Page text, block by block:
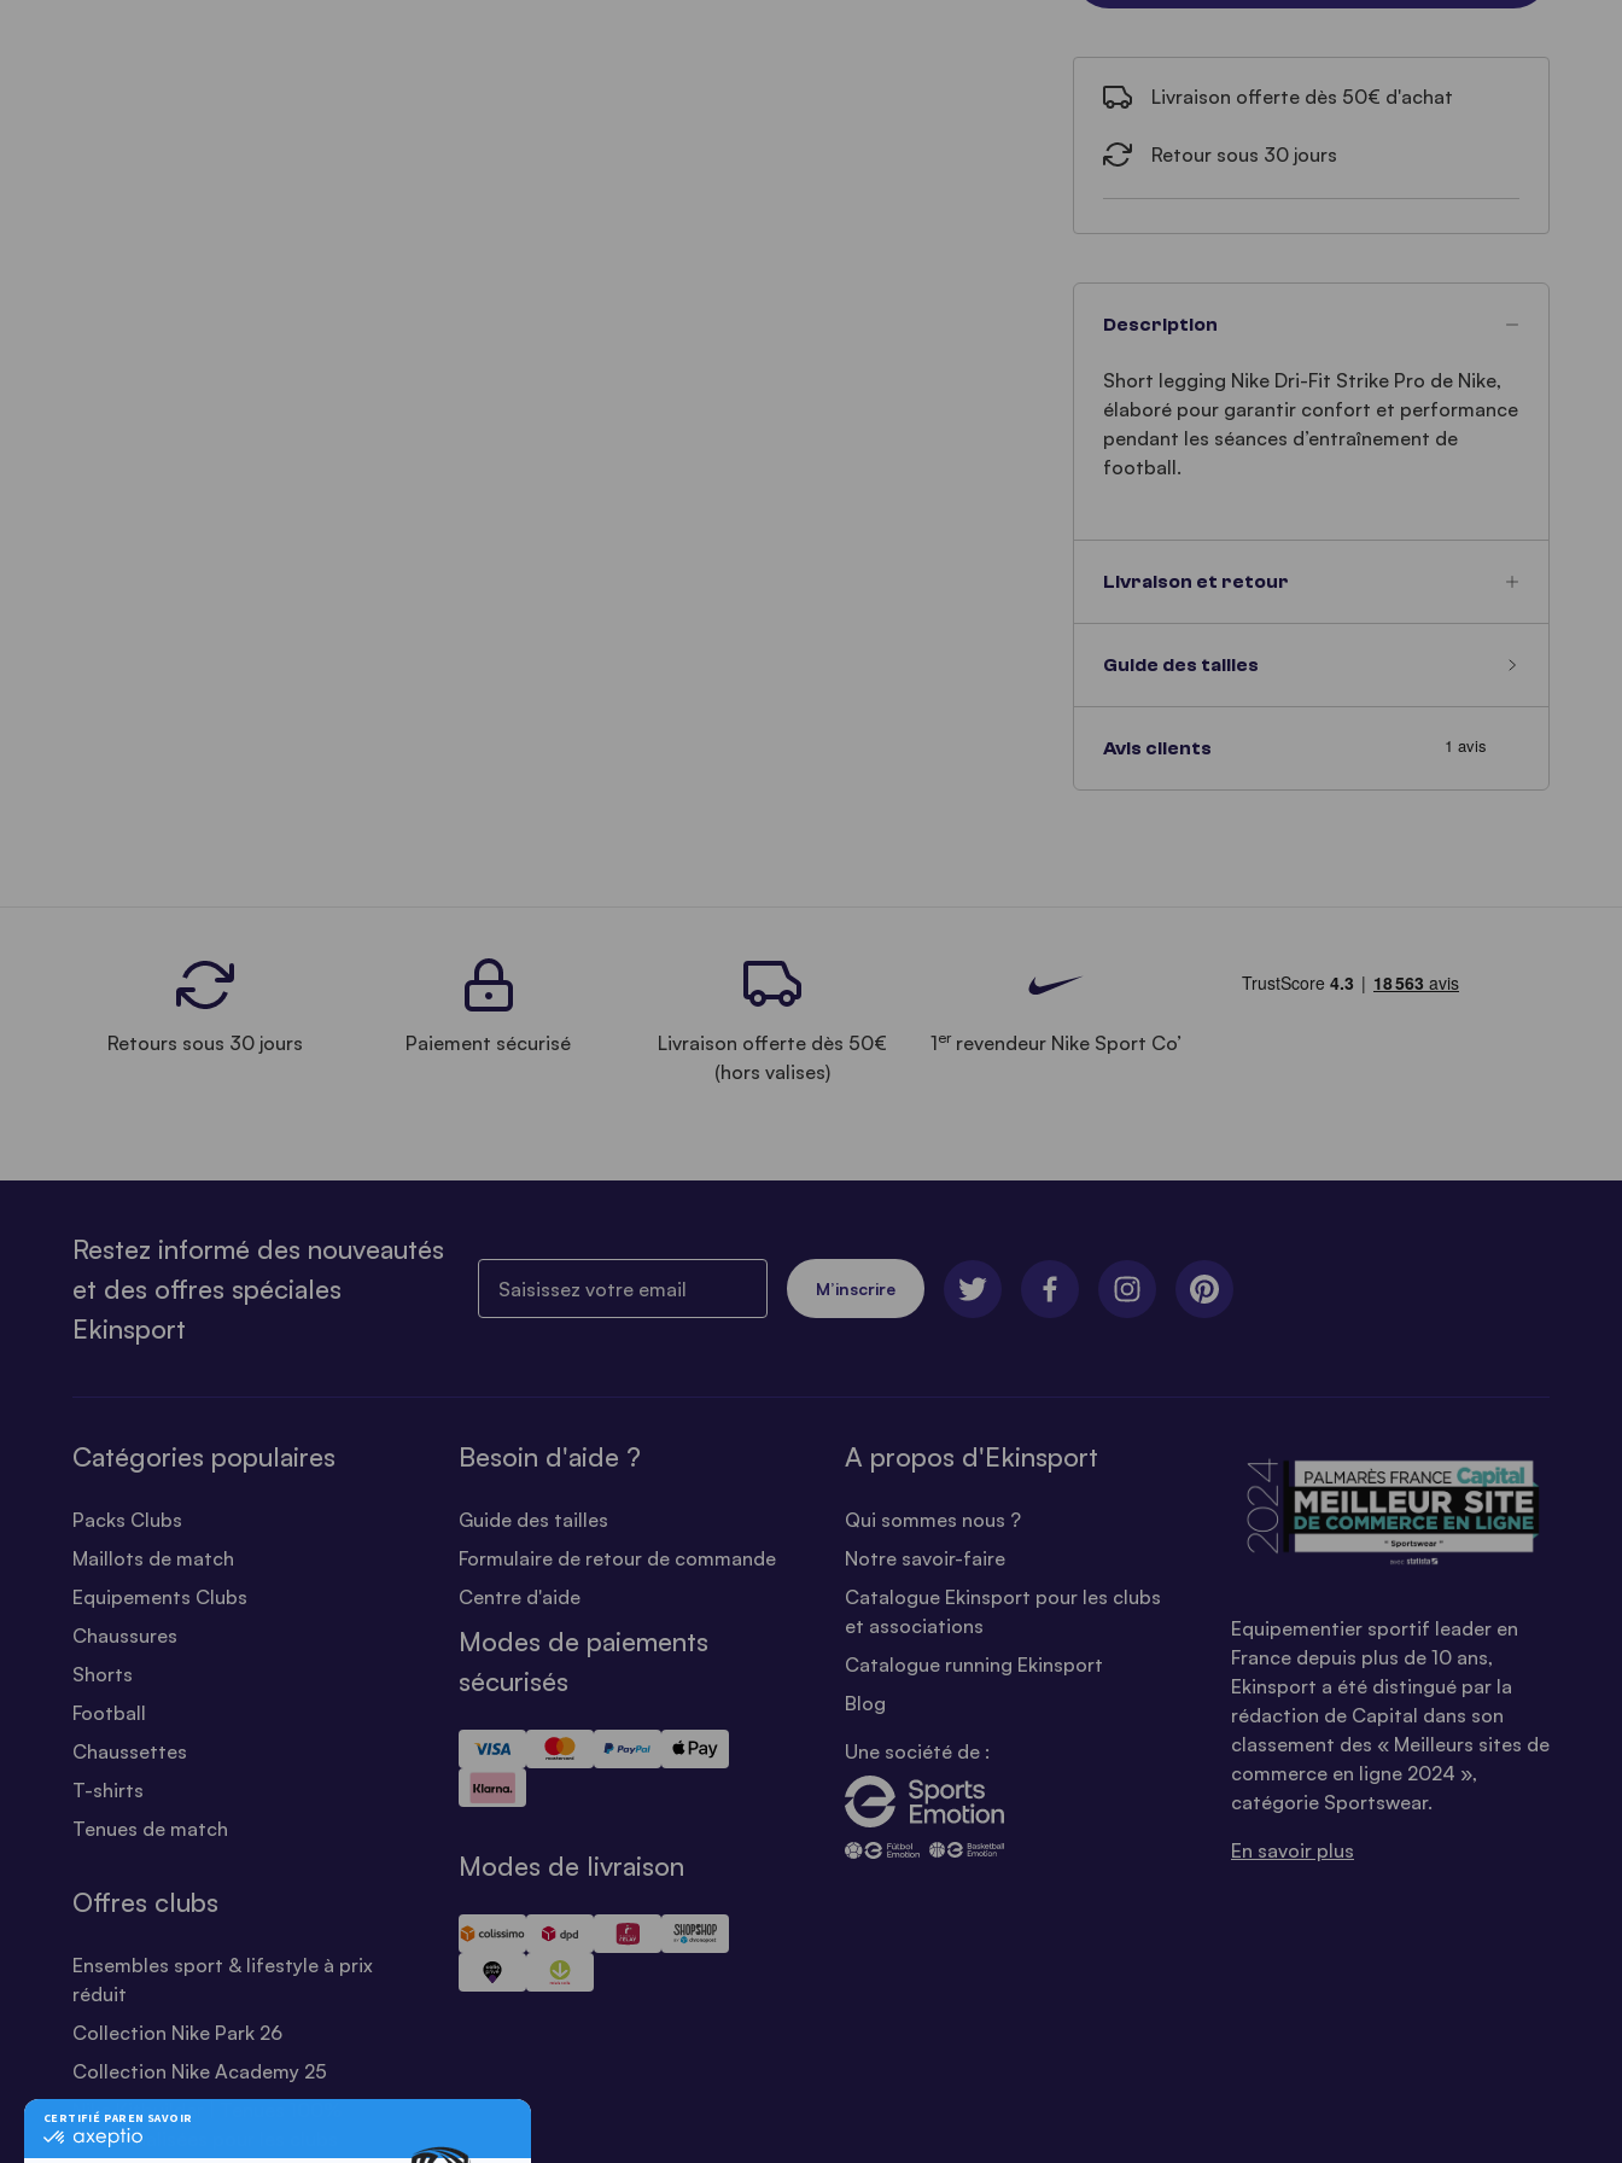
Livraison offerte dès 50€ d'achat
Retour sous 30 jours
Description
Short legging Nike Dri-Fit Strike Pro de Nike,
élaboré pour garantir confort et performance
pendant les séances d’entraînement de
football.
Livraison et retour
Guide des tailles
Avis clients
Retours sous 30 jours Paiement sécurisé
Livraison offerte dès 50€
(hors valises)
1errevendeur Nike Sport Co’
Restez informé des nouveautés
et des offres spéciales
Ekinsport
M’inscrire
Catégories populaires
Packs Clubs
Maillots de match
Equipements Clubs
Chaussures
Shorts
Football
Chaussettes
T-shirts
Tenues de match
Offres clubs
Ensembles sport & lifestyle à prix
réduit
Collection Nike Park 26
Collection Nike Academy 25
Nike Kitbuilder | Tenues 100%
personnalisées pour les clubs
Besoin d'aide ?
Guide des tailles
Formulaire de retour de commande
Centre d'aide
Modes de paiements
sécurisés
Modes de livraison
A propos d'Ekinsport
Qui sommes nous ?
Notre savoir-faire
Catalogue Ekinsport pour les clubs
et associations
Catalogue running Ekinsport
Blog
Une société de :
Equipementier sportif leader en
France depuis plus de 10 ans,
Ekinsport a été distingué par la
rédaction de Capital dans son
classement des « Meilleurs sites de
commerce en ligne 2024 »,
catégorie Sportswear.
En savoir plus